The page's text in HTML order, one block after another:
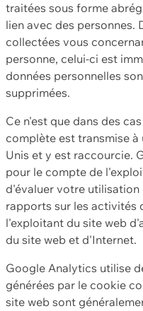
traitées sous forme
lien avec des personnes.
collectées vous
personne, celui-ci est
données personnelles
supprimées.
Ce n'est que dans des
complète est transmise à
Unis et y est raccourcie.
pour le compte de
d'évaluer votre utilisation
rapports sur les activités
l'exploitant du site web
du site web et d'Internet.
Google Analytics utilise
générées par le cookie
site web sont